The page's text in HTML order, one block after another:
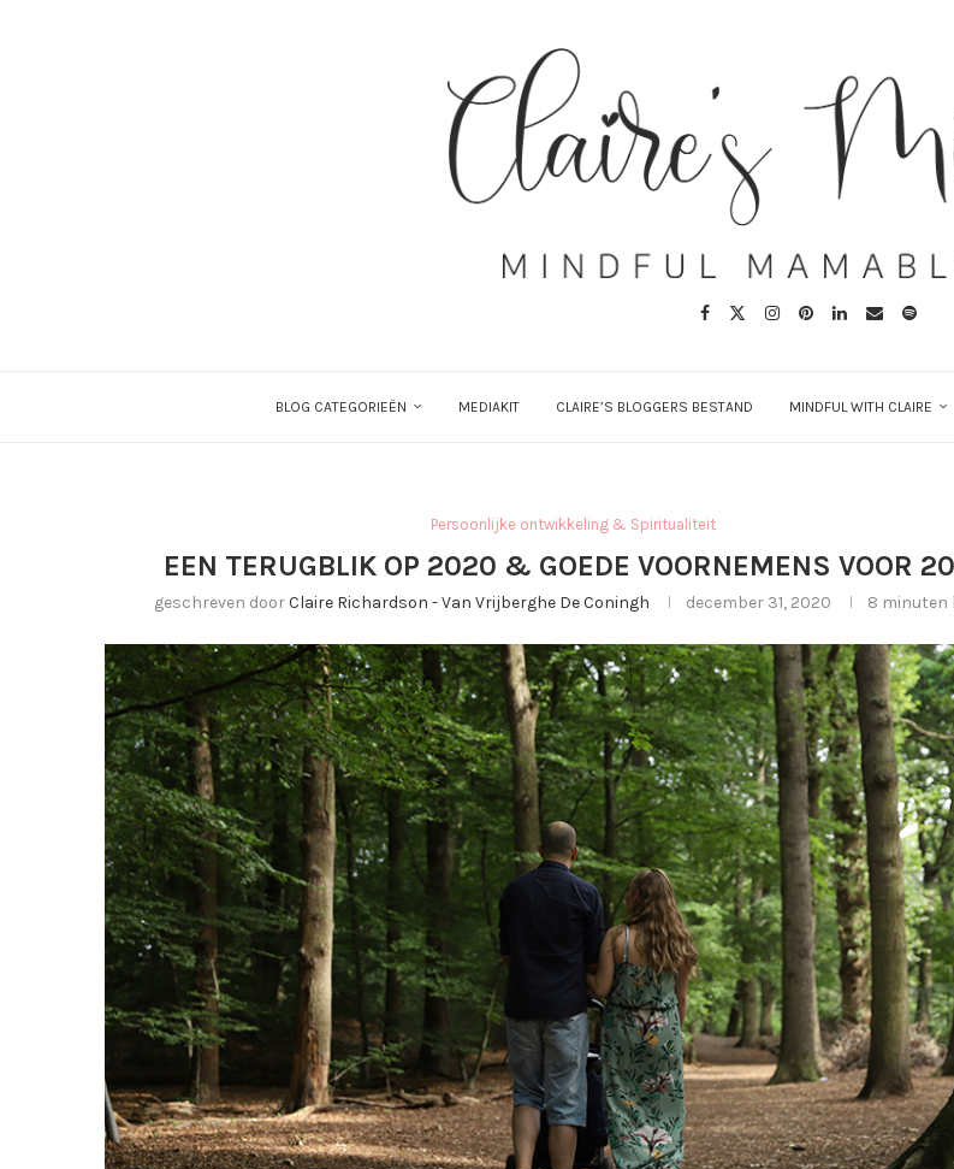
BLOG CATEGORIEËN MEDIAKIT CLAIRE’S BLOGGERS BESTAND MINDFUL WITH CLAIRE
Persoonlijke ontwikkeling & Spiritualiteit
EEN TERUGBLIK OP 2020 & GOEDE VOORNEMENS VOOR
geschreven doorClaire Richardson - Van Vrijberghe De Coningh december 31, 2020 8 minuten